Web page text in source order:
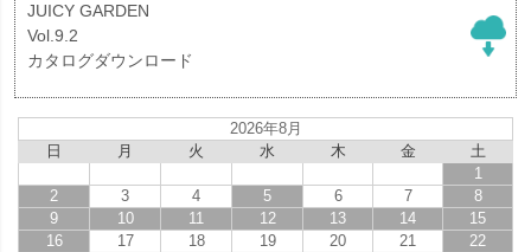
JUICY GARDEN
Vol.9.2
カタログダウンロード
2026年8月
日
月 火 水 木 金
土
1
2
3 4 5 6 7
8
9
10 11 12 13 14
15
16
17 18 19 20 21
22